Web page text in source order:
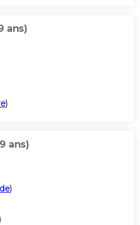
ans)
)
ans)
)